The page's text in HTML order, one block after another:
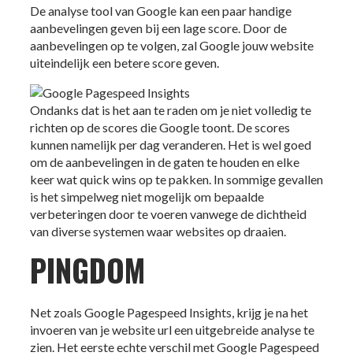
De analyse tool van Google kan een paar handige
aanbevelingen geven bij een lage score. Door de
aanbevelingen op te volgen, zal Google jouw website
uiteindelijk een betere score geven.
Ondanks dat is het aan te raden om je niet volledig te
richten op de scores die Google toont. De scores
kunnen namelijk per dag veranderen. Het is wel goed
om de aanbevelingen in de gaten te houden en elke
keer wat quick wins op te pakken. In sommige gevallen
is het simpelweg niet mogelijk om bepaalde
verbeteringen door te voeren vanwege de dichtheid
van diverse systemen waar websites op draaien.
PINGDOM
Net zoals Google Pagespeed Insights, krijg je na het
invoeren van je website url een uitgebreide analyse te
zien. Het eerste echte verschil met Google Pagespeed